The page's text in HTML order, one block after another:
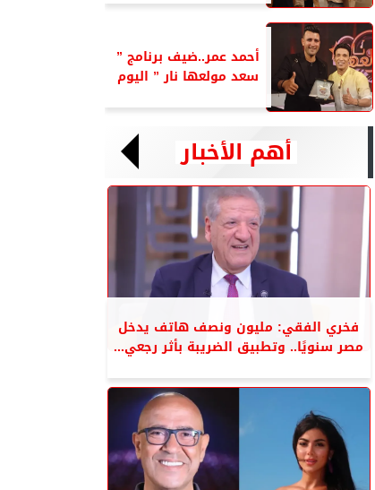
أحمد عمر..ضيف برنامج ”
سعد مولعها نار ” اليوم
أهم الأخبار
فخري الفقي: مليون ونصف هاتف يدخل
مصر سنويًا.. وتطبيق الضريبة بأثر رجعي...